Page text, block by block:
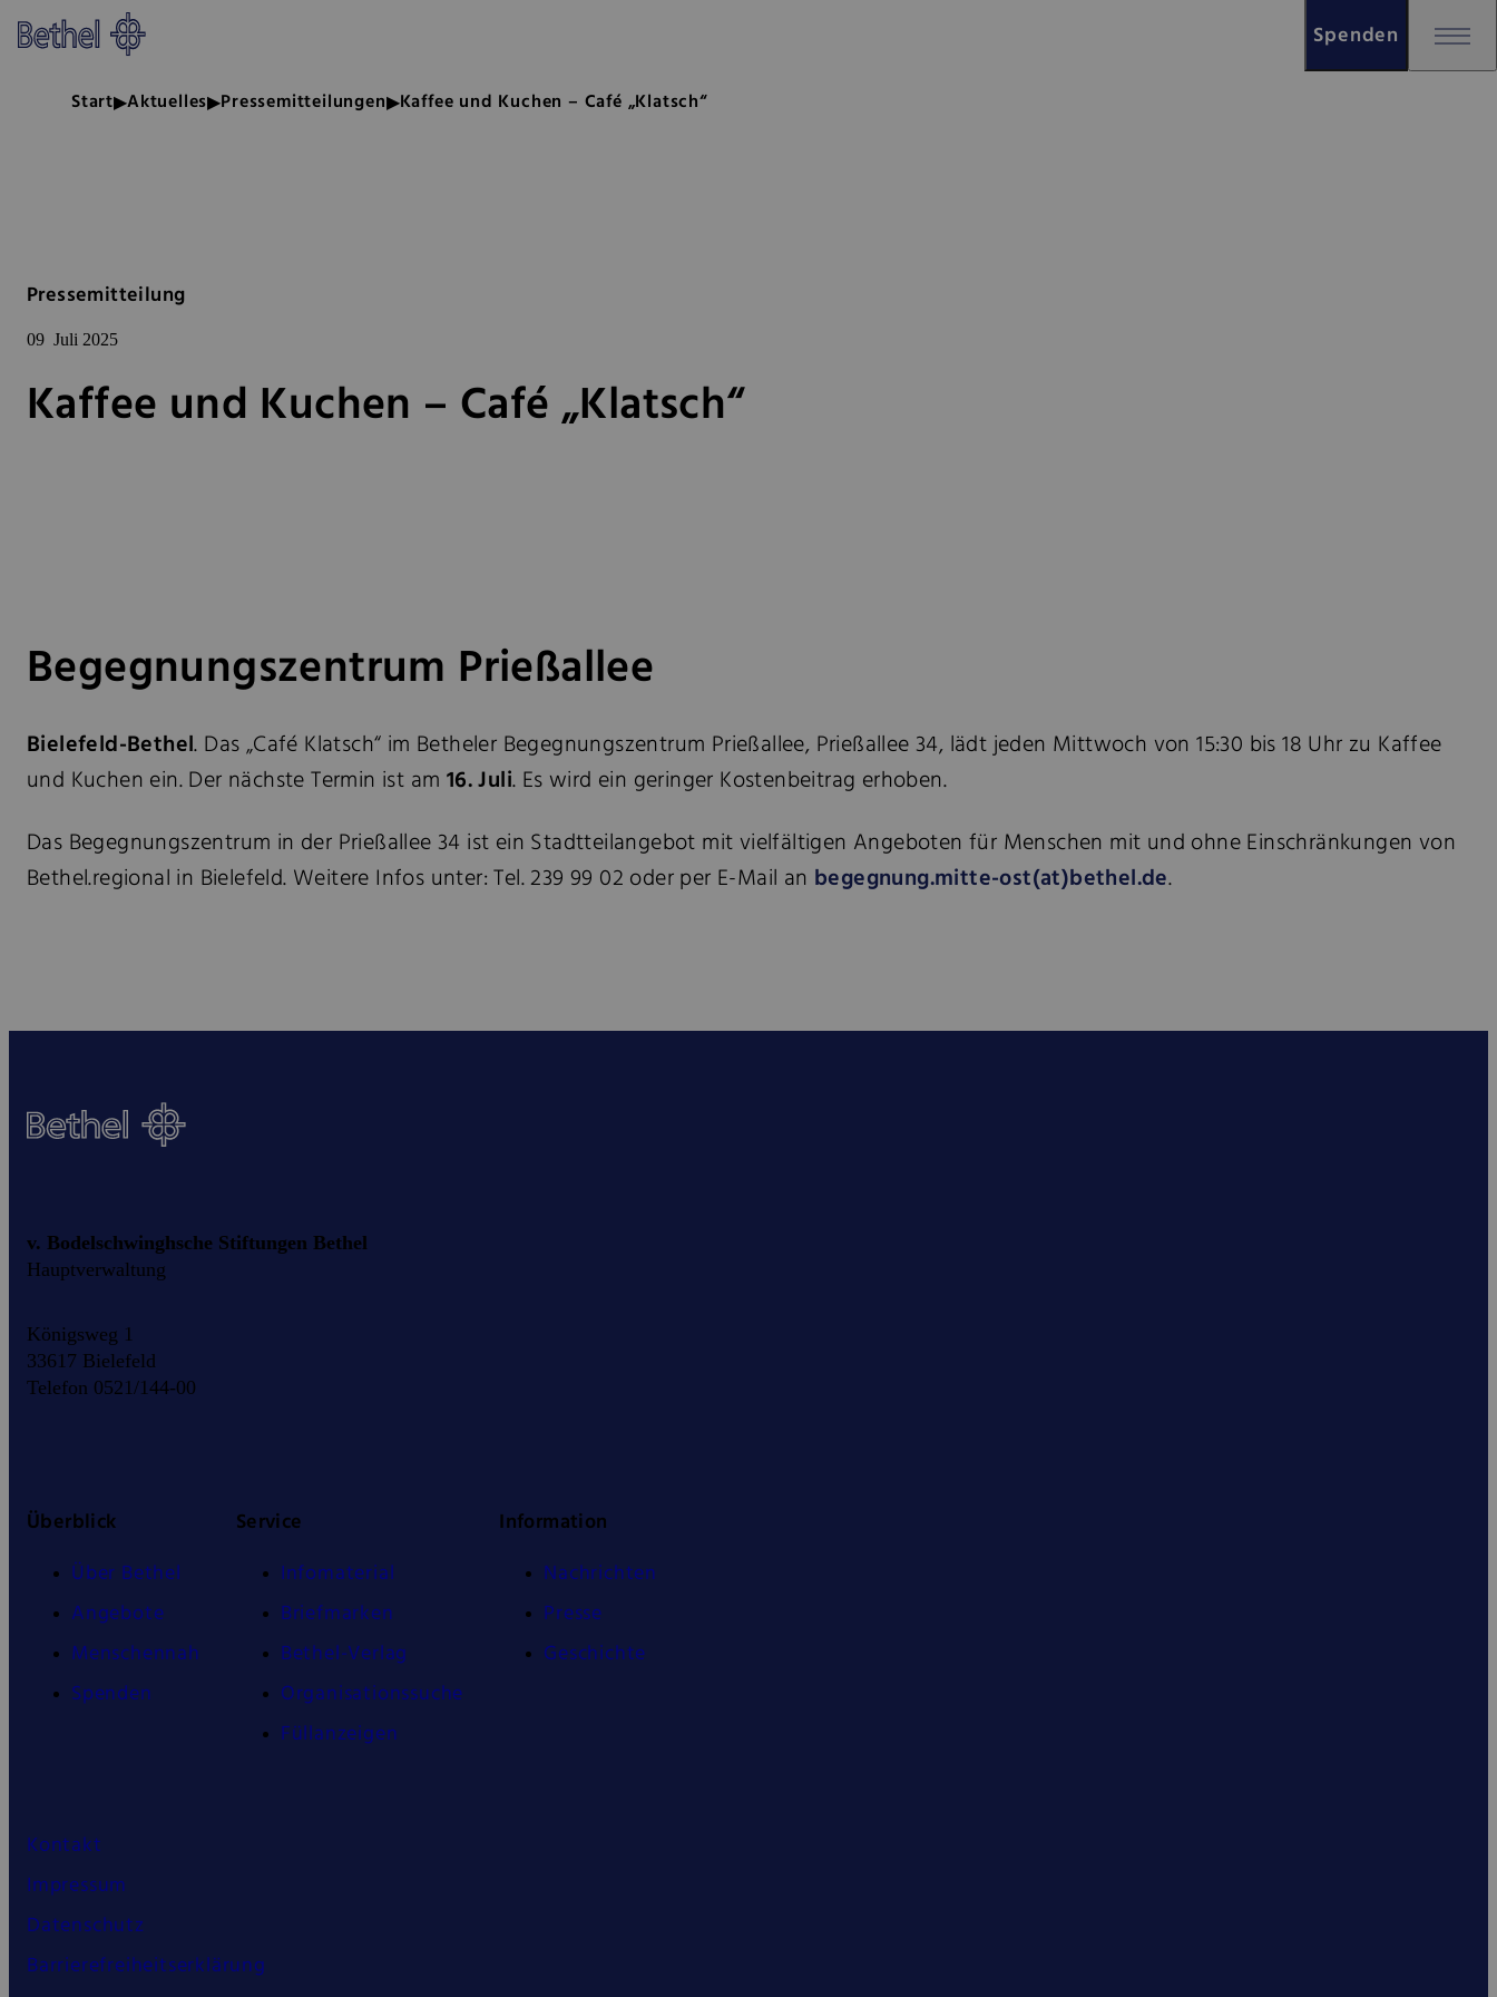
Zum Hauptinhalt springen
Zur Fußzeile springen
Spenden
Bethel - Kaffee und Kuchen – Café „Klatsch“
Start Aktuelles Pressemitteilungen Kaffee und Kuchen – Café „Klatsch“
Pressemitteilung
09 Juli 2025
Kaffee und Kuchen – Café „Klatsch“
Begegnungszentrum Prießallee
Bielefeld-Bethel. Das „Café Klatsch“ im Betheler Begegnungszentrum Prießallee, Prießallee 34, lädt jeden Mittwoch von 15:30 bis 18 Uhr zu Kaffee
und Kuchen ein. Der nächste Termin ist am 16. Juli. Es wird ein geringer Kostenbeitrag erhoben.
Das Begegnungszentrum in der Prießallee 34 ist ein Stadtteilangebot mit vielfältigen Angeboten für Menschen mit und ohne Einschränkungen von
Bethel.regional in Bielefeld. Weitere Infos unter: Tel. 239 99 02 oder per E-Mail an begegnung.mitte-ost(at)bethel.de.
v. Bodelschwinghsche Stiftungen Bethel
Hauptverwaltung
Königsweg 1
33617 Bielefeld
Telefon 0521/144-00
Überblick
Über Bethel
Angebote
Menschennah
Spenden
Service
Infomaterial
Briefmarken
Bethel-Verlag
Organisationssuche
Füllanzeigen
Information
Nachrichten
Presse
Geschichte
Kontakt
Impressum
Datenschutz
Barrierefreiheitserklärung